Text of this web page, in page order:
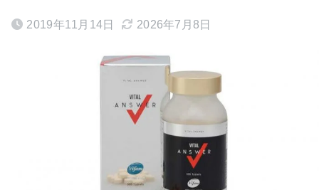
2019年11月14日 2026年7月8日